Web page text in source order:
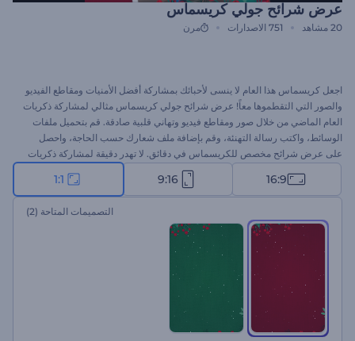
عرض شرائح جولي كريسماس
20 مشاهد 751 الاصدارات مرن
اجعل كريسماس هذا العام لا ينسى لأحبائك بمشاركة أفضل الأمنيات ومقاطع الفيديو
والصور التي التقطموها معاً! عرض شرائح جولي كريسماس مثالي لمشاركة ذكريات
العام الماضي من خلال صور ومقاطع فيديو وتهاني قلبية صادقة. قم بتحميل ملفات
الوسائط، واكتب رسالة التهنئة، وقم بإضافة ملف شعارك حسب الحاجة، واحصل
على عرض شرائح مخصص للكريسماس في دقائق. لا تهدر دقيقة لمشاركة ذكريات
العام الماضي بأفضل طريقة إبداعية. جرب الآن!
16:9
9:16
1:1
التصميمات المتاحة (2)